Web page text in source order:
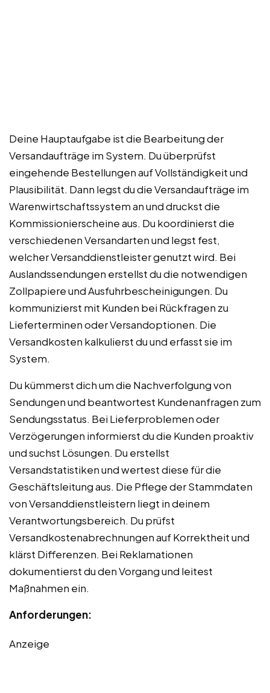
Deine Hauptaufgabe ist die Bearbeitung der
Versandaufträge im System. Du überprüfst
eingehende Bestellungen auf Vollständigkeit und
Plausibilität. Dann legst du die Versandaufträge im
Warenwirtschaftssystem an und druckst die
Kommissionierscheine aus. Du koordinierst die
verschiedenen Versandarten und legst fest,
welcher Versanddienstleister genutzt wird. Bei
Auslandssendungen erstellst du die notwendigen
Zollpapiere und Ausfuhrbescheinigungen. Du
kommunizierst mit Kunden bei Rückfragen zu
Lieferterminen oder Versandoptionen. Die
Versandkosten kalkulierst du und erfasst sie im
System.
Du kümmerst dich um die Nachverfolgung von
Sendungen und beantwortest Kundenanfragen zum
Sendungsstatus. Bei Lieferproblemen oder
Verzögerungen informierst du die Kunden proaktiv
und suchst Lösungen. Du erstellst
Versandstatistiken und wertest diese für die
Geschäftsleitung aus. Die Pflege der Stammdaten
von Versanddienstleistern liegt in deinem
Verantwortungsbereich. Du prüfst
Versandkostenabrechnungen auf Korrektheit und
klärst Differenzen. Bei Reklamationen
dokumentierst du den Vorgang und leitest
Maßnahmen ein.
Anforderungen:
Anzeige